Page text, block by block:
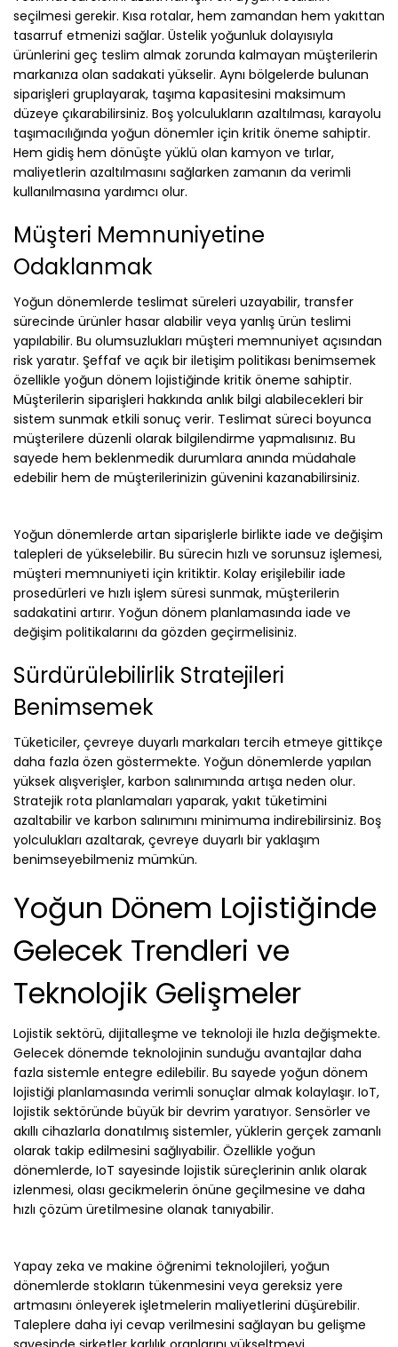
seçilmesi gerekir. Kısa rotalar, hem zamandan hem yakıttan
tasarruf etmenizi sağlar. Üstelik yoğunluk dolayısıyla
ürünlerini geç teslim almak zorunda kalmayan müşterilerin
markanıza olan sadakati yükselir. Aynı bölgelerde bulunan
siparişleri gruplayarak, taşıma kapasitesini maksimum
düzeye çıkarabilirsiniz. Boş yolculukların azaltılması, karayolu
taşımacılığında yoğun dönemler için kritik öneme sahiptir.
Hem gidiş hem dönüşte yüklü olan kamyon ve tırlar,
maliyetlerin azaltılmasını sağlarken zamanın da verimli
kullanılmasına yardımcı olur.
Müşteri Memnuniyetine
Odaklanmak
Yoğun dönemlerde teslimat süreleri uzayabilir, transfer
sürecinde ürünler hasar alabilir veya yanlış ürün teslimi
yapılabilir. Bu olumsuzlukları müşteri memnuniyet açısından
risk yaratır. Şeffaf ve açık bir iletişim politikası benimsemek
özellikle yoğun dönem lojistiğinde kritik öneme sahiptir.
Müşterilerin siparişleri hakkında anlık bilgi alabilecekleri bir
sistem sunmak etkili sonuç verir. Teslimat süreci boyunca
müşterilere düzenli olarak bilgilendirme yapmalısınız. Bu
sayede hem beklenmedik durumlara anında müdahale
edebilir hem de müşterilerinizin güvenini kazanabilirsiniz.
Yoğun dönemlerde artan siparişlerle birlikte iade ve değişim
talepleri de yükselebilir. Bu sürecin hızlı ve sorunsuz işlemesi,
müşteri memnuniyeti için kritiktir. Kolay erişilebilir iade
prosedürleri ve hızlı işlem süresi sunmak, müşterilerin
sadakatini artırır. Yoğun dönem planlamasında iade ve
değişim politikalarını da gözden geçirmelisiniz.
Sürdürülebilirlik Stratejileri
Benimsemek
Tüketiciler, çevreye duyarlı markaları tercih etmeye gittikçe
daha fazla özen göstermekte. Yoğun dönemlerde yapılan
yüksek alışverişler, karbon salınımında artışa neden olur.
Stratejik rota planlamaları yaparak, yakıt tüketimini
azaltabilir ve karbon salınımını minimuma indirebilirsiniz. Boş
yolculukları azaltarak, çevreye duyarlı bir yaklaşım
benimseyebilmeniz mümkün.
Yoğun Dönem Lojistiğinde
Gelecek Trendleri ve
Teknolojik Gelişmeler
Lojistik sektörü, dijitalleşme ve teknoloji ile hızla değişmekte.
Gelecek dönemde teknolojinin sunduğu avantajlar daha
fazla sistemle entegre edilebilir. Bu sayede yoğun dönem
lojistiği planlamasında verimli sonuçlar almak kolaylaşır. IoT,
lojistik sektöründe büyük bir devrim yaratıyor. Sensörler ve
akıllı cihazlarla donatılmış sistemler, yüklerin gerçek zamanlı
olarak takip edilmesini sağlıyabilir. Özellikle yoğun
dönemlerde, IoT sayesinde lojistik süreçlerinin anlık olarak
izlenmesi, olası gecikmelerin önüne geçilmesine ve daha
hızlı çözüm üretilmesine olanak tanıyabilir.
Yapay zeka ve makine öğrenimi teknolojileri, yoğun
dönemlerde stokların tükenmesini veya gereksiz yere
artmasını önleyerek işletmelerin maliyetlerini düşürebilir.
Taleplere daha iyi cevap verilmesini sağlayan bu gelişme